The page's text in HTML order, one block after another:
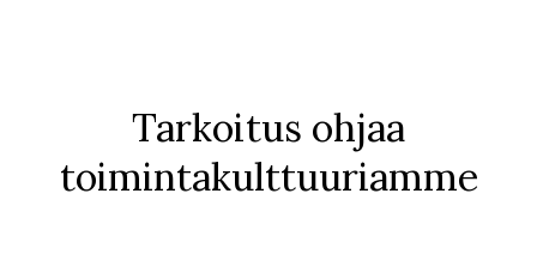
Tarkoitus ohjaa
toimintakulttuuriamme